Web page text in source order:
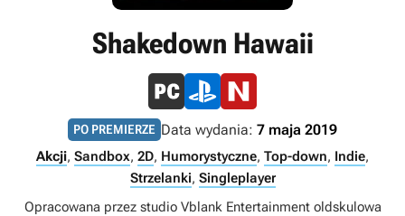
Shakedown Hawaii
PO PREMIERZE Data wydania: 7 maja 2019
Akcji, Sandbox, 2D, Humorystyczne, Top-down, Indie,
Strzelanki, Singleplayer
Opracowana przez studio Vblank Entertainment oldskulowa